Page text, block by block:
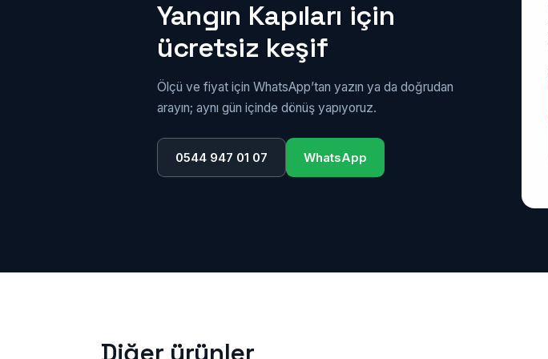
Yangın Kapıları için
ücretsiz keşif
Ölçü ve fiyat için WhatsApp’tan yazın ya da doğrudan
arayın; aynı gün içinde dönüş yapıyoruz.
0544 947 01 07 WhatsApp